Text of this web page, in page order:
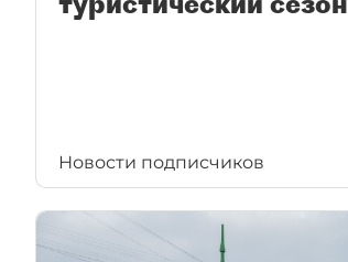
Новости подписчиков